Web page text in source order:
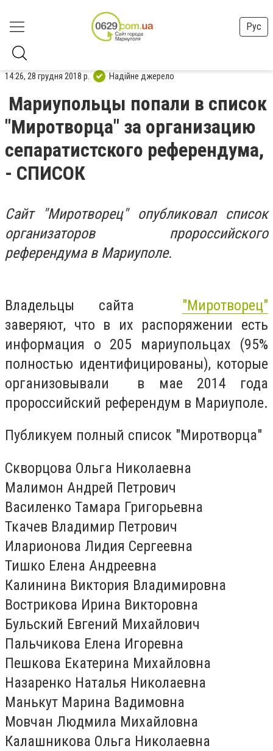
Рус
14:26, 28 грудня 2018 р. Надійне джерело
Мариупольцы попали в список
"Миротворца" за организацию
сепаратистского референдума,
- СПИСОК
Сайт "Миротворец" опубликовал список
организаторов пророссийского
референдума в Мариуполе.
Владельцы сайта "Миротворец"
заверяют, что в их распоряжении есть
информация о 205 мариупольцах (95%
полностью идентифицированы), которые
организовывали в мае 2014 года
пророссийский референдум в Мариуполе.
Публикуем полный список "Миротворца"
Скворцова Ольга Николаевна
Малимон Андрей Петрович
Василенко Тамара Григорьевна
Ткачев Владимир Петрович
Иларионова Лидия Сергеевна
Тишко Елена Андреевна
Калинина Виктория Владимировна
Вострикова Ирина Викторовна
Бульский Евгений Михайлович
Пальчикова Елена Игоревна
Пешкова Екатерина Михайловна
Назаренко Наталья Николаевна
Манькут Марина Вадимовна
Мовчан Людмила Михайловна
Калашникова Ольга Николаевна